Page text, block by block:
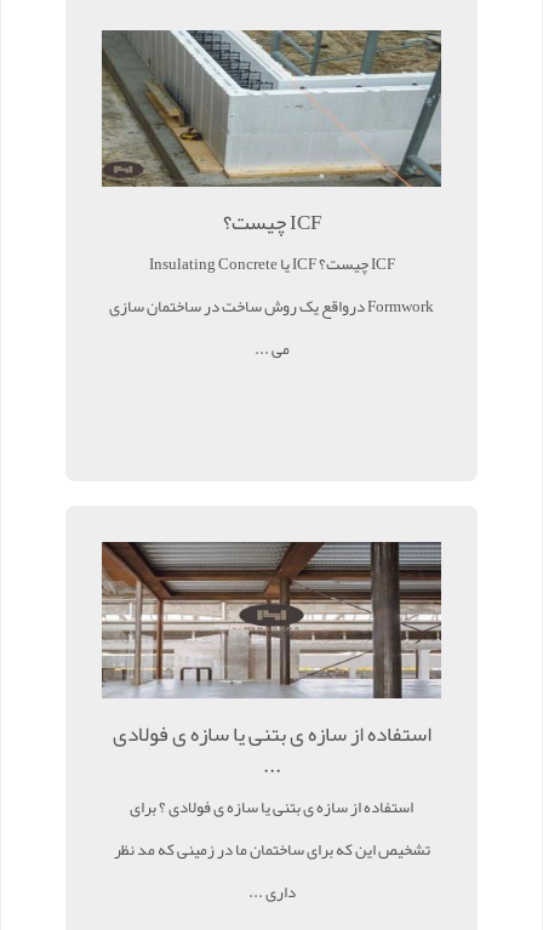
ICF چیست؟
ICF چیست؟ ICF یا Insulating Concrete
Formwork درواقع یک روش ساخت در ساختمان سازی
می ...
استفاده از سازه ی بتنی یا سازه ی فولادی
...
استفاده از سازه ی بتنی یا سازه ی فولادی ؟ برای
تشخیص این که برای ساختمان ما در زمینی که مد نظر
داری ...